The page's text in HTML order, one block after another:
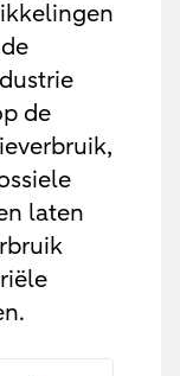
de
laten